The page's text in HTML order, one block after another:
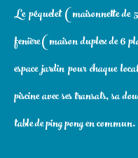
Le péquelet (maisonnette
fenière (maison duplex de 6
espace jardin pour chaque
piscine avec ses transats, sa
table de ping pong en commun.